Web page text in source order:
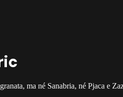
ma né Sanabria, né Pjaca e